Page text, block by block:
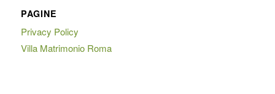
PAGINE
Privacy Policy
Villa Matrimonio Roma